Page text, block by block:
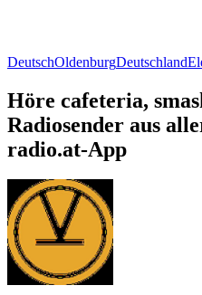
DeutschOldenburgDeutschland
Höre cafeteria,
Radiosender aus
radio.at-App